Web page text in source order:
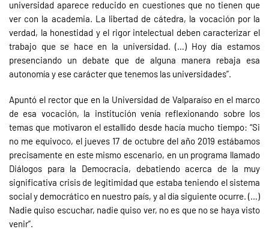
universidad aparece reducido en cuestiones que no tienen que
ver con la academia. La libertad de cátedra, la vocación por la
verdad, la honestidad y el rigor intelectual deben caracterizar el
trabajo que se hace en la universidad. (…) Hoy día estamos
presenciando un debate que de alguna manera rebaja esa
autonomía y ese carácter que tenemos las universidades”.
Apuntó el rector que en la Universidad de Valparaíso en el marco
de esa vocación, la institución venía reflexionando sobre los
temas que motivaron el estallido desde hacía mucho tiempo: “Si
no me equivoco, el jueves 17 de octubre del año 2019 estábamos
precisamente en este mismo escenario, en un programa llamado
Diálogos para la Democracia, debatiendo acerca de la muy
significativa crisis de legitimidad que estaba teniendo el sistema
social y democrático en nuestro país, y al día siguiente ocurre. (…)
Nadie quiso escuchar, nadie quiso ver, no es que no se haya visto
venir”.